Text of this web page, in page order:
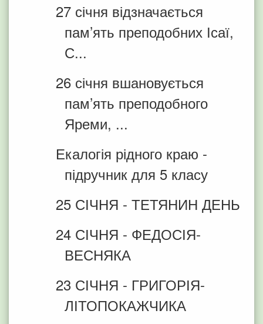
27 січня відзначається
пам’ять преподобних Ісаї,
С...
26 січня вшановується
пам’ять преподобного
Яреми, ...
Екалогія рідного краю -
підручник для 5 класу
25 СІЧНЯ - ТЕТЯНИН ДЕНЬ
24 СІЧНЯ - ФЕДОСІЯ-
ВЕСНЯКА
23 СІЧНЯ - ГРИГОРІЯ-
ЛІТОПОКАЖЧИКА